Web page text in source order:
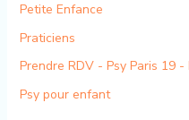
Petite Enfance
Praticiens
Prendre RDV - Psy Paris 19
Psy pour enfant